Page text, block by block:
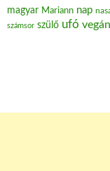
magyar Mariann nap
számsor szülő ufó vegán